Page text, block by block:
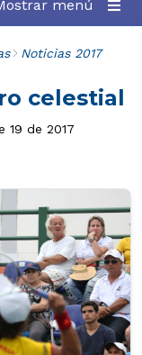
menú
Noticias 2017
celestial
19 de 2017